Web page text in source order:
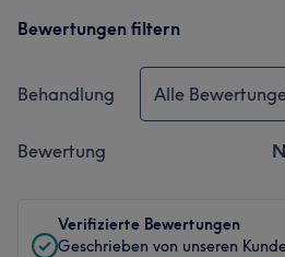
Bewertungen filtern
Behandlung Alle
Bewertung
Verifizierte Bewertungen
Geschrieben von unseren